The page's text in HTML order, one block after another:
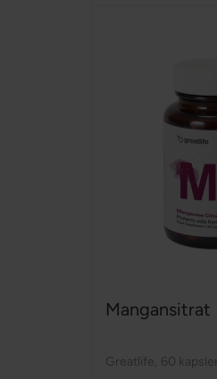
Mangansitrat
Greatlife 60 kapsler